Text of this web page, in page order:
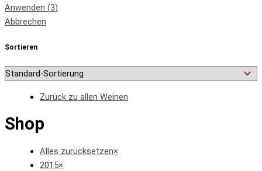
Anwenden (3)
Abbrechen
Sortieren
Zurück zu allen Weinen
Shop
Alles zurücksetzen×
2015×